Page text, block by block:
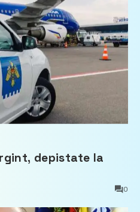
depistate la
0